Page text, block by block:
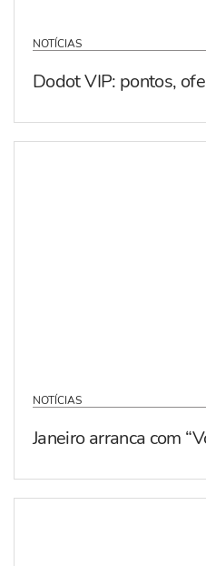
NOTÍCIAS
Dodot VIP: pontos,
NOTÍCIAS
Janeiro arranca com